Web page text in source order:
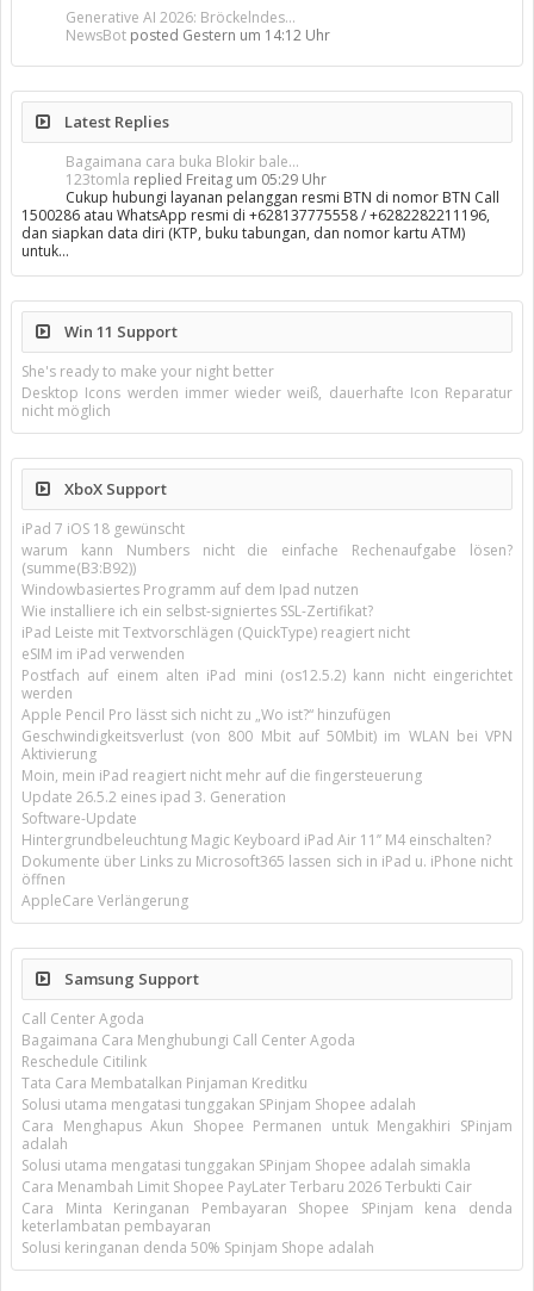
Generative AI 2026: Bröckelndes...
NewsBot posted Gestern um 14:12 Uhr
Latest Replies
Bagaimana cara buka Blokir bale...
123tomla replied Freitag um 05:29 Uhr
Cukup hubungi layanan pelanggan resmi BTN di nomor BTN Call
1500286 atau WhatsApp resmi di +628137775558 / +6282282211196,
dan siapkan data diri (KTP, buku tabungan, dan nomor kartu ATM)
untuk…
Win 11 Support
She's ready to make your night better
Desktop Icons werden immer wieder weiß, dauerhafte Icon Reparatur
nicht möglich
XboX Support
iPad 7 iOS 18 gewünscht
warum kann Numbers nicht die einfache Rechenaufgabe lösen?
(summe(B3:B92))
Windowbasiertes Programm auf dem Ipad nutzen
Wie installiere ich ein selbst-signiertes SSL-Zertifikat?
iPad Leiste mit Textvorschlägen (QuickType) reagiert nicht
eSIM im iPad verwenden
Postfach auf einem alten iPad mini (os12.5.2) kann nicht eingerichtet
werden
Apple Pencil Pro lässt sich nicht zu „Wo ist?“ hinzufügen
Geschwindigkeitsverlust (von 800 Mbit auf 50Mbit) im WLAN bei VPN
Aktivierung
Moin, mein iPad reagiert nicht mehr auf die fingersteuerung
Update 26.5.2 eines ipad 3. Generation
Software-Update
Hintergrundbeleuchtung Magic Keyboard iPad Air 11’’ M4 einschalten?
Dokumente über Links zu Microsoft365 lassen sich in iPad u. iPhone nicht
öffnen
AppleCare Verlängerung
Samsung Support
Call Center Agoda
Bagaimana Cara Menghubungi Call Center Agoda
Reschedule Citilink
Tata Cara Membatalkan Pinjaman Kreditku
Solusi utama mengatasi tunggakan SPinjam Shopee adalah
Cara Menghapus Akun Shopee Permanen untuk Mengakhiri SPinjam
adalah
Solusi utama mengatasi tunggakan SPinjam Shopee adalah simakla
Cara Menambah Limit Shopee PayLater Terbaru 2026 Terbukti Cair
Cara Minta Keringanan Pembayaran Shopee SPinjam kena denda
keterlambatan pembayaran
Solusi keringanan denda 50% Spinjam Shope adalah